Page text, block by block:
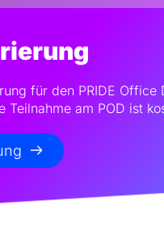
für den PRIDE Office
Teilnahme am POD ist